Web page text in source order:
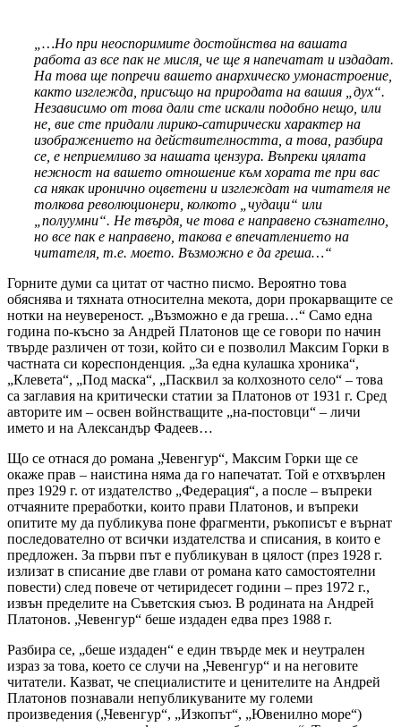
„…Но при неоспоримите достойнства на вашата
работа аз все пак не мисля, че ще я напечатат и издадат.
На това ще попречи вашето анархическо умонастроение,
както изглежда, присъщо на природата на вашия „дух“.
Независимо от това дали сте искали подобно нещо, или
не, вие сте придали лирико-сатирически характер на
изображението на действителността, а това, разбира
се, е неприемливо за нашата цензура. Въпреки цялата
нежност на вашето отношение към хората те при вас
са някак иронично оцветени и изглеждат на читателя не
толкова революционери, колкото „чудаци“ или
„полуумни“. Не твърдя, че това е направено съзнателно,
но все пак е направено, такова е впечатлението на
читателя, т.е. моето. Възможно е да греша…“
Горните думи са цитат от частно писмо. Вероятно това
обяснява и тяхната относителна мекота, дори прокарващите се
нотки на неувереност. „Възможно е да греша…“ Само една
година по-късно за Андрей Платонов ще се говори по начин
твърде различен от този, който си е позволил Максим Горки в
частната си кореспонденция. „За една кулашка хроника“,
„Клевета“, „Под маска“, „Пасквил за колхозното село“ – това
са заглавия на критически статии за Платонов от 1931 г. Сред
авторите им – освен войнстващите „на-постовци“ – личи
името и на Александър Фадеев…
Що се отнася до романа „Чевенгур“, Максим Горки ще се
окаже прав – наистина няма да го напечатат. Той е отхвърлен
през 1929 г. от издателство „Федерация“, а после – въпреки
отчаяните преработки, които прави Платонов, и въпреки
опитите му да публикува поне фрагменти, ръкописът е върнат
последователно от всички издателства и списания, в които е
предложен. За първи път е публикуван в цялост (през 1928 г.
излизат в списание две глави от романа като самостоятелни
повести) след повече от четиридесет години – през 1972 г.,
извън пределите на Съветския съюз. В родината на Андрей
Платонов. „Чевенгур“ беше издаден едва през 1988 г.
Разбира се, „беше издаден“ е един твърде мек и неутрален
израз за това, което се случи на „Чевенгур“ и на неговите
читатели. Казват, че специалистите и ценителите на Андрей
Платонов познавали непубликуваните му големи
произведения („Чевенгур“, „Изкопът“, „Ювенилно море“)